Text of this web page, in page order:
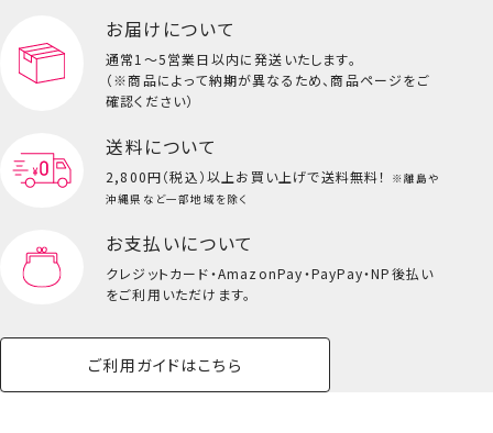
星のカービィ＜ワドルディ＞
サンリオキャラクターズ＜ハローキティ＞
ビューティーコスメ一覧を見る
キッズ一覧を見る
お届けについて
通常1～5営業日以内に発送いたします。
（※商品によって納期が異なるため、商品ページをご
確認ください）
送料について
2,800円（税込）以上お買い上げで送料無料！
※離島や
沖縄県など一部地域を除く
お支払いについて
クレジットカード・AmazonPay・PayPay・NP後払い
をご利用いただけます。
ご利用ガイドはこちら